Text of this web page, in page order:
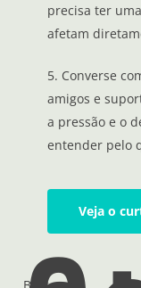
precisa ter
afetam
5. Converse
amigos e
a pressão e o
entender pelo
Veja o